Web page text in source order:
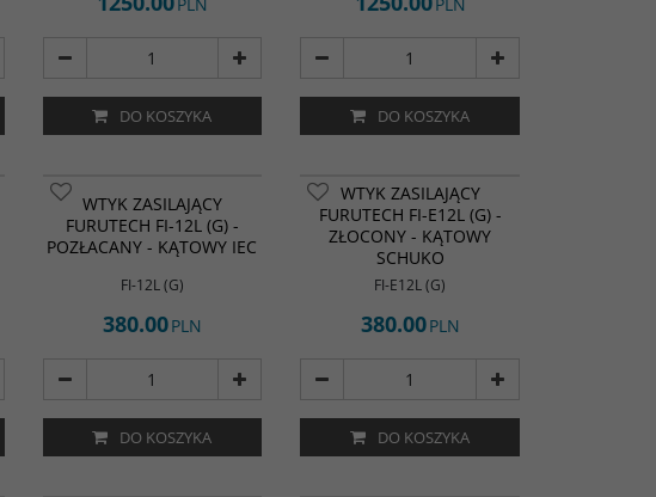
DO KOSZYKA DO KOSZYKA
WTYK ZASILAJĄCY
FURUTECH FI-12L (G) -
POZŁACANY - KĄTOWY IEC
FI-12L (G)
380.00PLN
DO KOSZYKA
WTYK ZASILAJĄCY
FURUTECH FI-E12L (G) -
ZŁOCONY - KĄTOWY
SCHUKO
FI-E12L (G)
380.00PLN
DO KOSZYKA